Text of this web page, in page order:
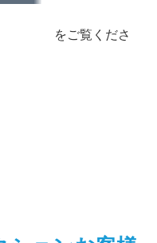
をご覧くださ